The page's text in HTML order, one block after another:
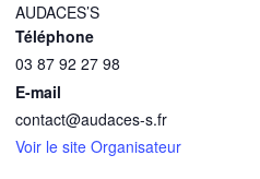
AUDACES’S
Téléphone
03 87 92 27 98
E-mail
contact@audaces-s.fr
Voir le site Organisateur